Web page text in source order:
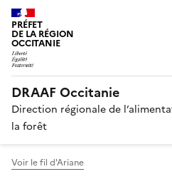
PRÉFET
DE LA RÉGION
OCCITANIE
DRAAF Occitanie
Direction régionale de
la forêt
Voir le fil d'Ariane